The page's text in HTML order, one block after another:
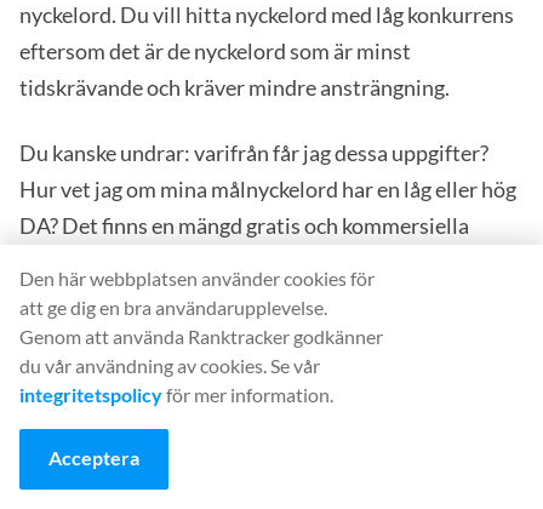
nyckelord. Du vill hitta nyckelord med låg konkurrens
eftersom det är de nyckelord som är minst
tidskrävande och kräver mindre ansträngning.
Du kanske undrar: varifrån får jag dessa uppgifter?
Hur vet jag om mina målnyckelord har en låg eller hög
DA? Det finns en mängd gratis och kommersiella
rikta in dig på.
Ranktracker Keyword Finder
exempel en bra sammanfattning av nyckelordets
svårighetsgrad och sökvolym. Detta gör det enkelt för
dig att hitta rätt nyckelord att skapa innehåll för.
Dessa metoder passar bra ihop. Det är till exempel
Den här webbplatsen använder cookies för
att ge dig en bra användarupplevelse.
Genom att använda Ranktracker godkänner
du vår användning av cookies. Se vår
integritetspolicyför mer information.
Acceptera